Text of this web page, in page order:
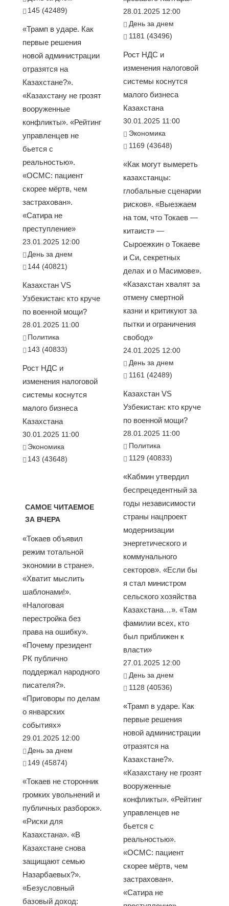
145 (42489)
«Трамп в ударе. Как
первые решения
новой администрации
отразятся на
Казахстане?».
«Казахстану не грозят
вооруженные
конфликты». «Рейтинг
управленцев не
бьется с
реальностью».
«ОСМС: пациент
скорее мёртв, чем
застрахован».
«Сатира не
преступление»
23.01.2025 12:00
День за днем
144 (40821)
Казахстан VS
Узбекистан: кто круче
по военной мощи?
28.01.2025 11:00
Политика
143 (40833)
Рост НДС и
изменения налоговой
системы коснутся
малого бизнеса
Казахстана
30.01.2025 11:00
Экономика
143 (43648)
САМОЕ ЧИТАЕМОЕ
ЗА ВЧЕРА
«Токаев объявил
режим тотальной
экономии в стране».
«Хватит мыслить
шаблонами!».
«Налоговая
перестройка без
права на ошибку».
«Почему президент
РК публично
поддержал народного
писателя?».
«Приговоры по делам
о январских
событиях»
29.01.2025 12:00
День за днем
149 (45874)
«Токаев не сторонник
громких увольнений и
публичных разборок».
«Риски для
Казахстана». «В
Казахстане снова
защищают семью
Назарбаевых?».
«Безусловный
базовый доход:
28.01.2025 12:00
День за днем
1181 (43496)
Рост НДС и
изменения налоговой
системы коснутся
малого бизнеса
Казахстана
30.01.2025 11:00
Экономика
1169 (43648)
«Как могут вымереть
казахстанцы:
глобальные сценарии
рисков». «Выезжаем
на том, что Токаев —
китаист» —
Сыроежкин о Токаеве
и Си, секретных
делах и о Масимове».
«Казахстан хвалят за
отмену смертной
казни и критикуют за
пытки и ограничения
свобод»
24.01.2025 12:00
День за днем
1161 (42489)
Казахстан VS
Узбекистан: кто круче
по военной мощи?
28.01.2025 11:00
Политика
1129 (40833)
«Кабмин утвердил
беспрецедентный за
годы независимости
страны нацпроект
модернизации
энергетического и
коммунального
секторов». «Если бы
я стал министром
сельского хозяйства
Казахстана…». «Там
фамилии всех, кто
был приближен к
власти»
27.01.2025 12:00
День за днем
1128 (40536)
«Трамп в ударе. Как
первые решения
новой администрации
отразятся на
Казахстане?».
«Казахстану не грозят
вооруженные
конфликты». «Рейтинг
управленцев не
бьется с
реальностью».
«ОСМС: пациент
скорее мёртв, чем
застрахован».
«Сатира не